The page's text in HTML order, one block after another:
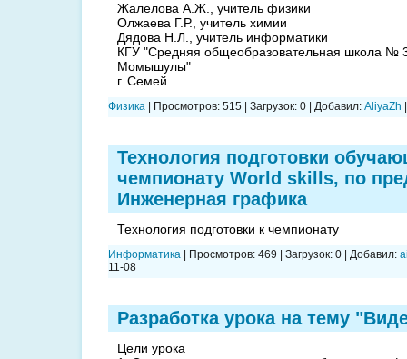
Жалелова А.Ж., учитель физики
Олжаева Г.Р., учитель химии
Дядова Н.Л., учитель информатики
КГУ "Средняя общеобразовательная школа №
Момышулы"
г. Семей
Физика Просмотров: 515 Загрузок: 0 Добавил: AliyaZh
Технология подготовки
чемпионату World skills, по
Инженерная графика
Технология подготовки к чемпионату
Информатика Просмотров: 469 Загрузок: 0 Добавил:
11-08
Разработка урока на тему
Цели урока